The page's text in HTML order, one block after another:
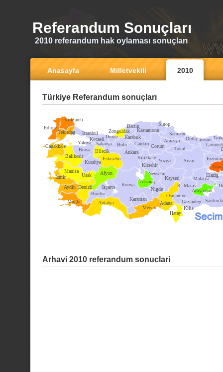
Referandum Sonuçları
2010 referandum hak oylaması sonuçları
Anasayfa Milletvekili 2010
Türkiye Referandum sonuçları
Ankara
Kirklareli
Edirne
Tekirdag
Canakkale
Balikesir
Bursa
Istanbul
Kocaeli
Sakarya
Zonguldak
Bolu
Bilecik
Eskisehir
Kutahya
Manisa
Izmir
Aydin
Mugla
Denizli
Burdur
Usak Afyon
Isparta
Antalya
Konya
Mersin
Kirsehir
Cankiri
Kastamonu
Sinop
Corum
Yozgat
Nevsehir
Nigde
Adana
Hatay
K. Maras
Kayseri
Sivas
Tokat
Amasya
Samsun
OrduGiresun
Erzincan
Malatya
Gaziantep Sanliurfa
Adiyaman
Elazig
Kirikkale
Karaman
Aksaray
Kilis
Duzce Karabuk
Bartin
Osmaniye
Yalova
Arhavi 2010 referandum sonuclari